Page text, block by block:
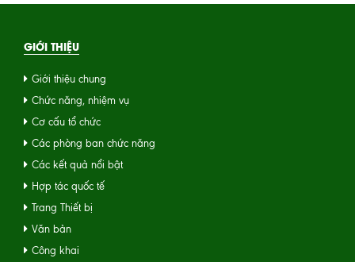
GIỚI THIỆU
Giới thiệu chung
Chức năng, nhiệm vụ
Cơ cấu tổ chức
Các phòng ban chức năng
Các kết quả nổi bật
Hợp tác quốc tế
Trang Thiết bị
Văn bản
Công khai